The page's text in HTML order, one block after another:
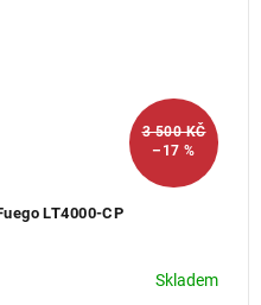
3 500 KČ
–17 %
LT4000-CP
Skladem